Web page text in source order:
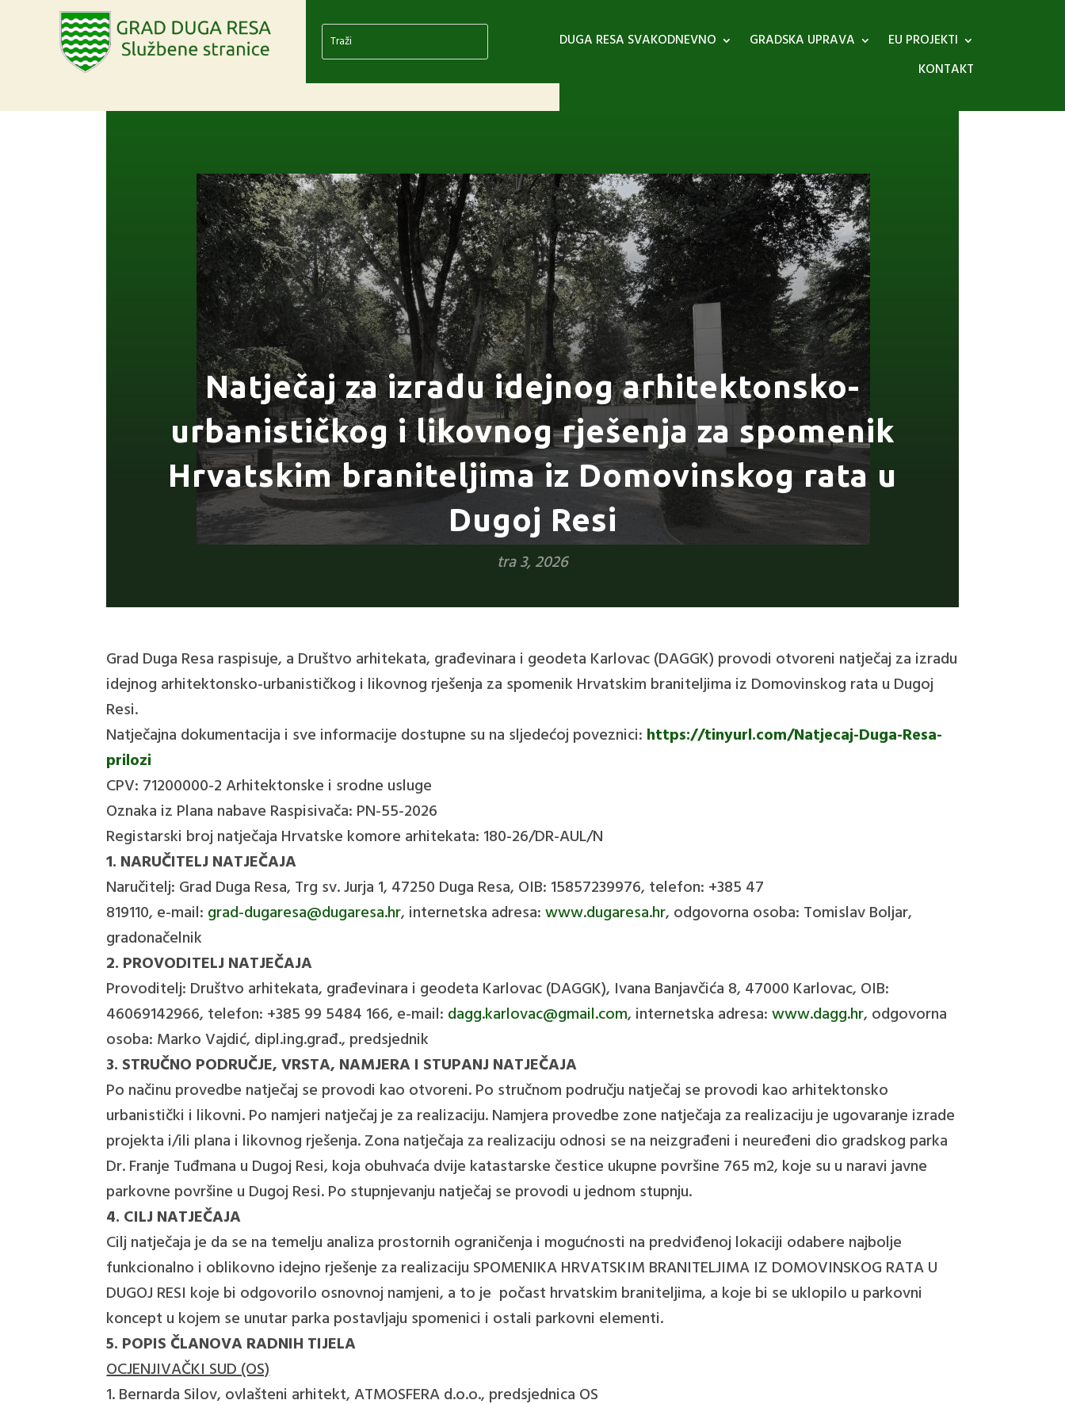
DUGA RESA SVAKODNEVNO GRADSKA UPRAVA
EU PROJEKTI
KONTAKT
Natječaj za izradu idejnog arhitektonsko-
urbanističkog i likovnog rješenja za spomenik
Hrvatskim braniteljima iz Domovinskog rata u
Dugoj Resi
tra 3, 2026
Grad Duga Resa raspisuje, a Društvo arhitekata, građevinara i geodeta Karlovac (DAGGK) provodi otvoreni natječaj za izradu
idejnog arhitektonsko-urbanističkog i likovnog rješenja za spomenik Hrvatskim braniteljima iz Domovinskog rata u Dugoj
Resi.
Natječajna dokumentacija i sve informacije dostupne su na sljedećoj poveznici: https://tinyurl.com/Natjecaj-Duga-Resa-
prilozi
CPV: 71200000-2 Arhitektonske i srodne usluge
Oznaka iz Plana nabave Raspisivača: PN-55-2026
Registarski broj natječaja Hrvatske komore arhitekata: 180-26/DR-AUL/N
1. NARUČITELJ NATJEČAJA
Naručitelj: Grad Duga Resa, Trg sv. Jurja 1, 47250 Duga Resa, OIB: 15857239976, telefon: +385 47
819110, e-mail: grad-dugaresa@dugaresa.hr, internetska adresa:www.dugaresa.hr, odgovorna osoba: Tomislav Boljar,
gradonačelnik
2. PROVODITELJ NATJEČAJA
Provoditelj: Društvo arhitekata, građevinara i geodeta Karlovac (DAGGK), Ivana Banjavčića 8, 47000 Karlovac, OIB:
46069142966, telefon: +385 99 5484 166, e-mail: dagg.karlovac@gmail.com, internetska adresa:www.dagg.hr, odgovorna
osoba: Marko Vajdić, dipl.ing.građ., predsjednik
3. STRUČNO PODRUČJE, VRSTA, NAMJERA I STUPANJ NATJEČAJA
Po načinu provedbe natječaj se provodi kao otvoreni. Po stručnom području natječaj se provodi kao arhitektonsko
urbanistički i likovni. Po namjeri natječaj je za realizaciju. Namjera provedbe zone natječaja za realizaciju je ugovaranje izrade
projekta i/ili plana i likovnog rješenja. Zona natječaja za realizaciju odnosi se na neizgrađeni i neuređeni dio gradskog parka
Dr. Franje Tuđmana u Dugoj Resi, koja obuhvaća dvije katastarske čestice ukupne površine 765 m2, koje su u naravi javne
parkovne površine u Dugoj Resi. Po stupnjevanju natječaj se provodi u jednom stupnju.
4. CILJ NATJEČAJA
Cilj natječaja je da se na temelju analiza prostornih ograničenja i mogućnosti na predviđenoj lokaciji odabere najbolje
funkcionalno i oblikovno idejno rješenje za realizaciju SPOMENIKA HRVATSKIM BRANITELJIMA IZ DOMOVINSKOG RATA U
DUGOJ RESI koje bi odgovorilo osnovnoj namjeni, a to je počast hrvatskim braniteljima, a koje bi se uklopilo u parkovni
koncept u kojem se unutar parka postavljaju spomenici i ostali parkovni elementi.
5. POPIS ČLANOVA RADNIH TIJELA
OCJENJIVAČKI SUD (OS)
1. Bernarda Silov, ovlašteni arhitekt, ATMOSFERA d.o.o., predsjednica OS